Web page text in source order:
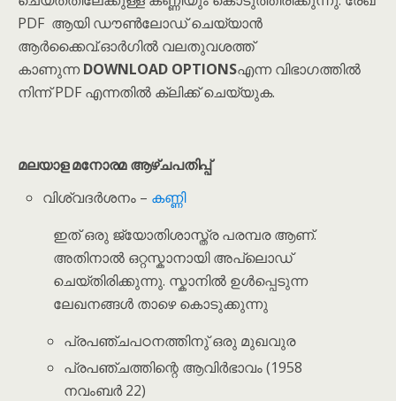
PDF ആയി ഡൗൺലോഡ് ചെയ്യാൻ
ആർക്കൈവ്.ഓർഗിൽ വലതുവശത്ത്
കാണുന്നDOWNLOAD OPTIONSഎന്ന വിഭാഗത്തിൽ
നിന്ന് PDF എന്നതിൽ ക്ലിക്ക് ചെയ്യുക.
മലയാള മനോരമ ആഴ്ചപതിപ്പ്
വിശ്വദർശനം – കണ്ണി
ഇത് ഒരു ജ്യോതിശാസ്ത്ര പരമ്പര ആണ്.
അതിനാൽ ഒറ്റസ്കാനായി അപ്‌ലൊഡ്
ചെയ്തിരിക്കുന്നു. സ്കാനിൽ ഉൾപ്പെടുന്ന
ലേഖനങ്ങൾ താഴെ കൊടുക്കുന്നു
പ്രപഞ്ചപഠനത്തിനു് ഒരു മുഖവുര
പ്രപഞ്ചത്തിന്റെ ആവിർഭാവം (1958
നവംബർ 22)